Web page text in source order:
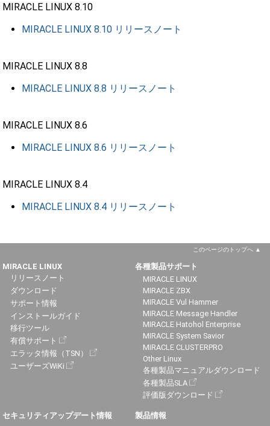
MIRACLE LINUX 8.10
MIRACLE LINUX 8.10 リリースノート
MIRACLE LINUX 8.8
MIRACLE LINUX 8.8 リリースノート
MIRACLE LINUX 8.6
MIRACLE LINUX 8.6 リリースノート
MIRACLE LINUX 8.4
MIRACLE LINUX 8.4 リリースノート
このページのトップへ
MIRACLE LINUX
リリースノート
ダウンロード
サポート情報
インストールガイド
移行ツール
有償サポート
エラッタ情報（TSN）
ユーザーズWiKi
各種製品サポート
MIRACLE LINUX
MIRACLE ZBX
MIRACLE Vul Hammer
MIRACLE Message Handler
MIRACLE Hatohol Enterprise
MIRACLE System Savior
MIRACLE CLUSTERPRO
Other Linux
各種製品マニュアルダウンロード
各種製品SLA
評価版ダウンロード
セキュリティアップデート情報 製品情報